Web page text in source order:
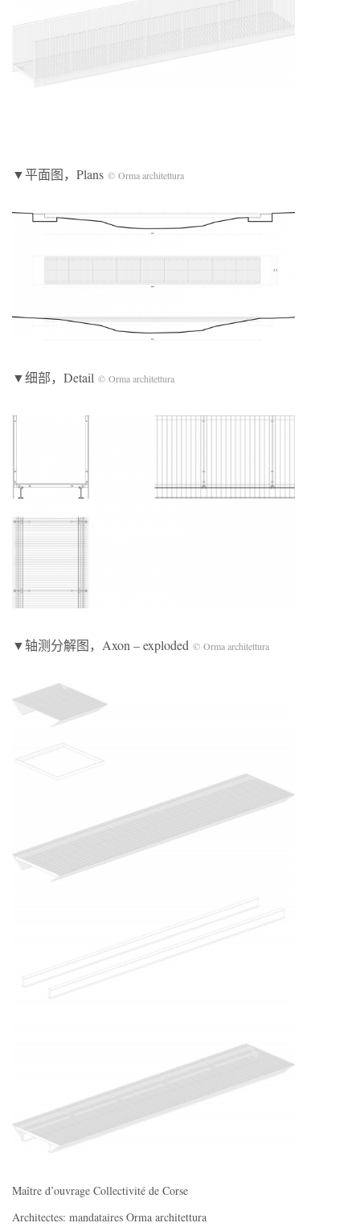
▼平面图，Plans © Orma architettura
▼细部，Detail © Orma architettura
▼轴测分解图，Axon – exploded © Orma architettura
Maître d’ouvrage Collectivité de Corse
Architectes: mandataires Orma architettura